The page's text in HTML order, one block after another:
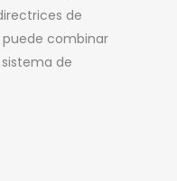
de
puede combinar
de